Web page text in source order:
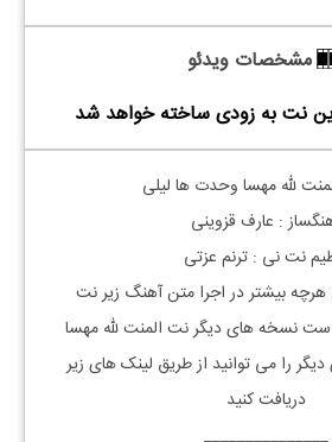
مشخصات ویدئو
نت به زودی ساخته خواهد شد
لله مهسا وحدت ها لیلی
: عارف قزوینی
نتنی : ترنم عزتی
بیشتر در اجرا متن آهنگ زیر نت
نسخه های دیگر نت المنت لله مهسا
را می توانید از طریق لینک های زیر
دریافت کنید
_______________